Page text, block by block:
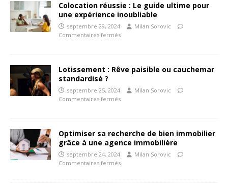
Colocation réussie : Le guide ultime pour
une expérience inoubliable
septembre 29, 2024
Milan Sorovic
Commentaires fermés
Lotissement : Rêve paisible ou cauchemar
standardisé ?
septembre 25, 2024
Milan Sorovic
Commentaires fermés
Optimiser sa recherche de bien immobilier
grâce à une agence immobilière
septembre 24, 2024
Milan Sorovic
Commentaires fermés